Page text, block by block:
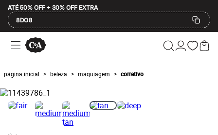
ATÉ 50% OFF + 30% OFF EXTRA
8DO8
Ofertas
Compre por Departamento
Masculino
Infantil
Calçados
Mindse7
Plus Size
2 calçados por R$189
2 peças por R$199
3 lingeries por R$99
página inicial > beleza > maquiagem > corretivo